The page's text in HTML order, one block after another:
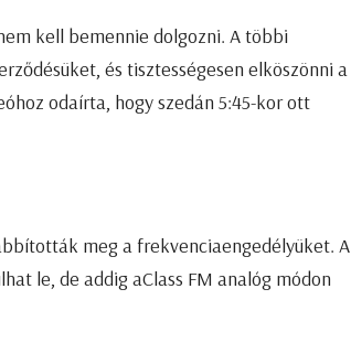
kell bemennie dolgozni. A többi
és tisztességesen elköszönni a
odaírta, hogy szedán 5:45-kor ott
meg a frekvenciaengedélyüket. A
le, de addig aClass FM analóg módon